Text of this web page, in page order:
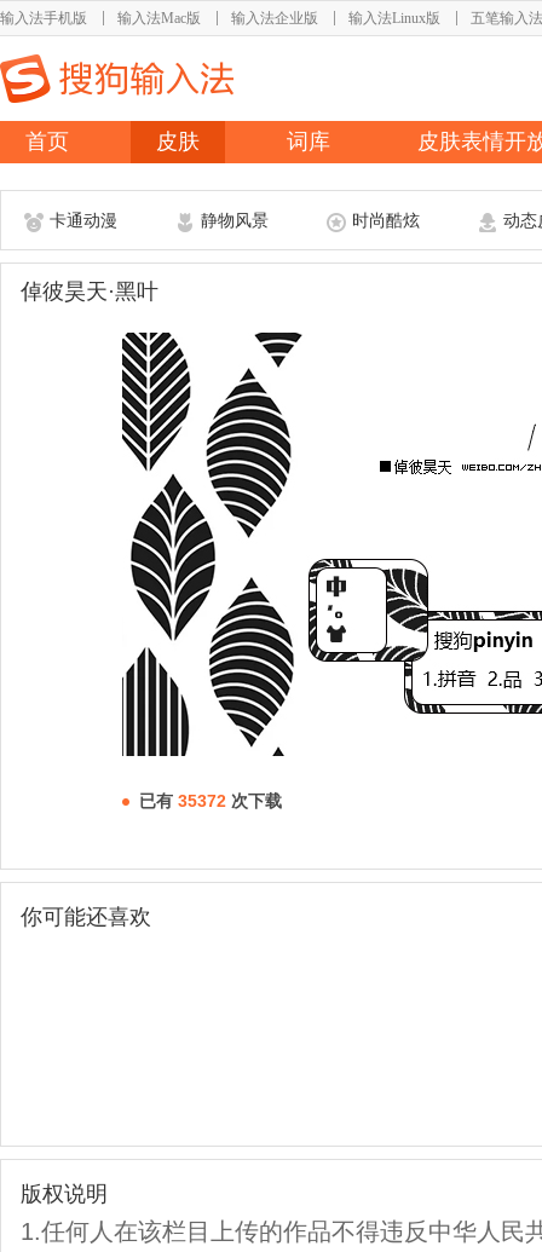
输入法手机版 输入法Mac版 输入法企业版 输入法Linux版 五笔输入法
首页 皮肤 词库 皮肤表情开
卡通动漫 静物风景 时尚酷炫 动态
倬彼昊天·黑叶
已有 35372 次下载
你可能还喜欢
版权说明
1.任何人在该栏目上传的作品不得违反中华人民